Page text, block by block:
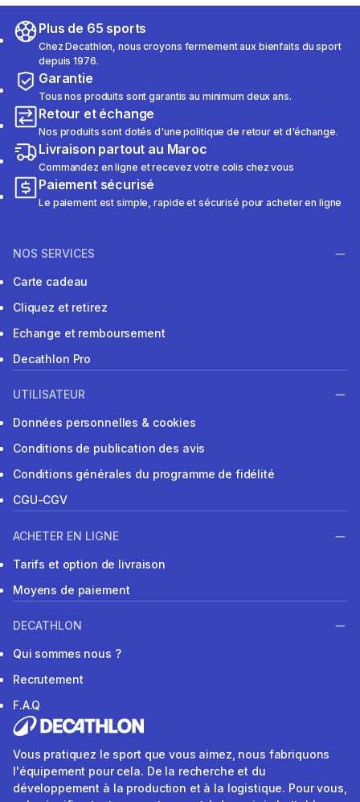
Plus de 65 sports
Chez Decathlon, nous croyons fermement aux bienfaits du sport
depuis 1976.
Garantie
Tous nos produits sont garantis au minimum deux ans.
Retour et échange
Nos produits sont dotés d'une politique de retour et d'échange.
Livraison partout au Maroc
Commandez en ligne et recevez votre colis chez vous
Paiement sécurisé
Le paiement est simple, rapide et sécurisé pour acheter en ligne
NOS SERVICES
Carte cadeau
Cliquez et retirez
Echange et remboursement
Decathlon Pro
UTILISATEUR
Données personnelles & cookies
Conditions de publication des avis
Conditions générales du programme de fidélité
CGU-CGV
ACHETER EN LIGNE
Tarifs et option de livraison
Moyens de paiement
DECATHLON
Qui sommes nous ?
Recrutement
F.A.Q
Vous pratiquez le sport que vous aimez, nous fabriquons
l'équipement pour cela. De la recherche et du
développement à la production et à la logistique. Pour vous,